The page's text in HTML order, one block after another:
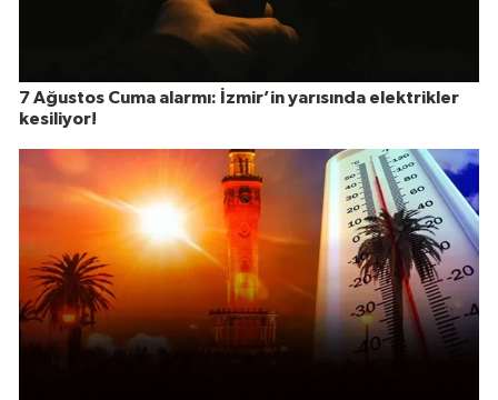
7 Ağustos Cuma alarmı: İzmir’in yarısında elektrikler
kesiliyor!